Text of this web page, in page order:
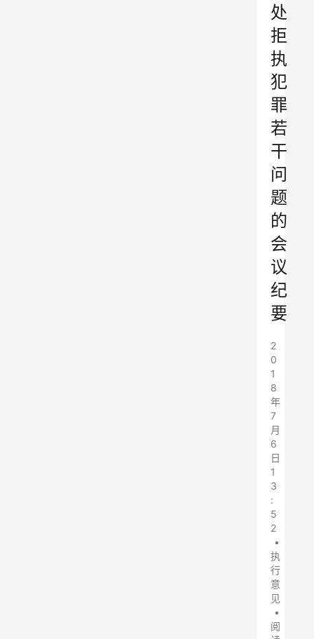
处
拒
执
犯
罪
若
干
问
题
的
会
议
纪
要
2
0
1
8
年
7
月
6
日
1
3
:
5
2
•
执
行
意
见
•
阅